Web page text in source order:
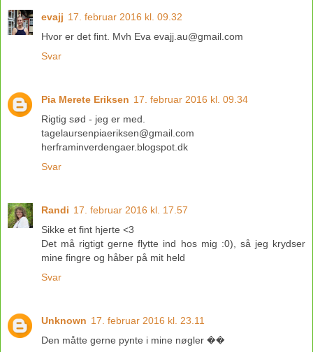
evajj 17. februar 2016 kl. 09.32
Hvor er det fint. Mvh Eva evajj.au@gmail.com
Svar
Pia Merete Eriksen 17. februar 2016 kl. 09.34
Rigtig sød - jeg er med.
tagelaursenpiaeriksen@gmail.com
herframinverdengaer.blogspot.dk
Svar
Randi 17. februar 2016 kl. 17.57
Sikke et fint hjerte <3
Det må rigtigt gerne flytte ind hos mig :0), så jeg krydser
mine fingre og håber på mit held
Svar
Unknown 17. februar 2016 kl. 23.11
Den måtte gerne pynte i mine nøgler ��